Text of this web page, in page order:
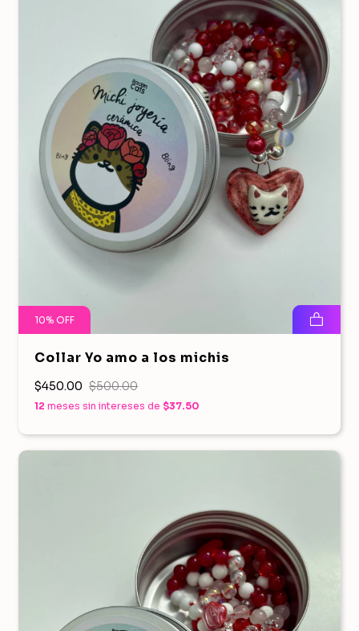
10% OFF
Collar Yo amo a los michis
$450.00 $500.00
12 meses sin intereses de $37.50